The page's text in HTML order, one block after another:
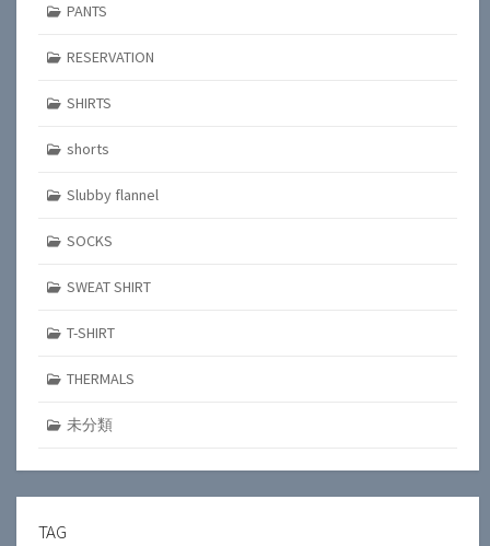
PANTS
RESERVATION
SHIRTS
shorts
Slubby flannel
SOCKS
SWEAT SHIRT
T-SHIRT
THERMALS
未分類
TAG